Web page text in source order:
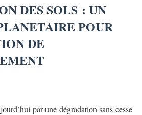
DES SOLS : UN
POUR
DE
par une dégradation sans cesse